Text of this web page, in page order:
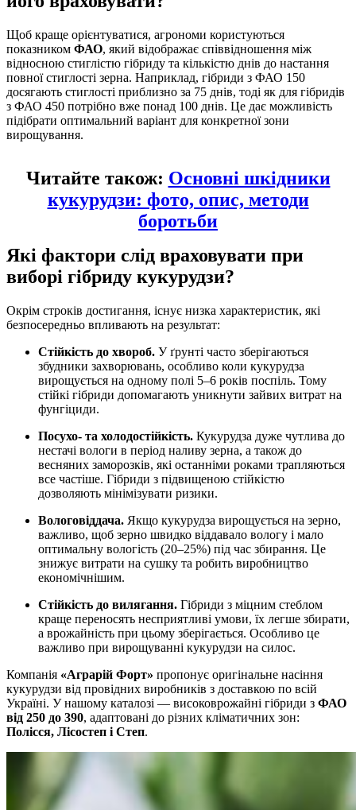
Щоб краще орієнтуватися, агрономи користуються
показником ФАО, який відображає співвідношення між
відносною стиглістю гібриду та кількістю днів до настання
повної стиглості зерна. Наприклад, гібриди з ФАО 150
досягають стиглості приблизно за 75 днів, тоді як для гібридів
з ФАО 450 потрібно вже понад 100 днів. Це дає можливість
підібрати оптимальний варіант для конкретної зони
вирощування.
Читайте також: Основні шкідники
кукурудзи: фото, опис, методи
боротьби
Які фактори слід враховувати при
виборі гібриду кукурудзи?
Окрім строків достигання, існує низка характеристик, які
безпосередньо впливають на результат:
Стійкість до хвороб. У ґрунті часто зберігаються
збудники захворювань, особливо коли кукурудза
вирощується на одному полі 5–6 років поспіль. Тому
стійкі гібриди допомагають уникнути зайвих витрат на
фунгіциди.
Посухо- та холодостійкість. Кукурудза дуже чутлива до
нестачі вологи в період наливу зерна, а також до
весняних заморозків, які останніми роками трапляються
все частіше. Гібриди з підвищеною стійкістю
дозволяють мінімізувати ризики.
Вологовіддача. Якщо кукурудза вирощується на зерно,
важливо, щоб зерно швидко віддавало вологу і мало
оптимальну вологість (20–25%) під час збирання. Це
знижує витрати на сушку та робить виробництво
економічнішим.
Стійкість до вилягання. Гібриди з міцним стеблом
краще переносять несприятливі умови, їх легше збирати,
а врожайність при цьому зберігається. Особливо це
важливо при вирощуванні кукурудзи на силос.
Компанія «Аграрій Форт» пропонує оригінальне насіння
кукурудзи від провідних виробників з доставкою по всій
Україні. У нашому каталозі — високоврожайні гібриди з ФАО
від 250 до 390, адаптовані до різних кліматичних зон:
Полісся, Лісостеп і Степ.